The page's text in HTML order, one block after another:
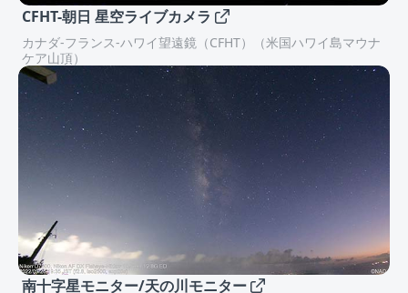
CFHT-朝日 星空ライブカメラ
カナダ-フランス-ハワイ望遠鏡（CFHT）（米国ハワイ島マウナ
ケア山頂）
南十字星モニター/天の川モニター